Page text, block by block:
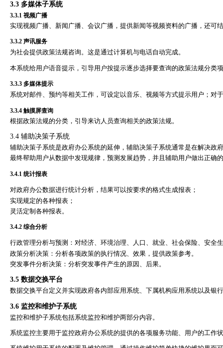
3.3 多媒体子系统
3.3.1 视频广播
实现视频广播、新闻广播、会议广播，提供新闻等视频资料的广播，还可
3.3.2 声讯服务
为社会提供政策法规咨询。这是通过计算机与电话自动完成。
本系统给用户语音提示，引导用户按提示逐步选择要查询的政策法规分类
3.3.3 多媒体提示
系统对邮件、预约等相关工作，可设定以音乐、视频等方式提示用户；对
3.3.4 触摸屏查询
根据政策法规的分类，引导来访人员查询相关的政策法规。
3.4 辅助决策子系统
辅助决策子系统是政府办公系统的延伸，辅助决策子系统通常是在解决政
最终帮助用户从数据中发现规律，预测发展趋势，并且辅助用户做出正确
3.4.1 统计报表
对政府办公数据进行统计分析，结果可以按要求的格式生成报表；
实现规定的各种报表；
灵活定制各种报表。
3.4.2 综合分析
行政管理分析与预测：对经济、环境治理、人口、就业、社会保险、安全
政策分析决策：分析各项政策的执行情况、效果，提供政策参考。
突发事件分析决策：分析突发事件产生的原因、后果。
3.5 数据交换平台
数据交换平台定义并实现政府各内部应用系统、下属机构应用系统以及
3.6 监控和维护子系统
监控和维护子系统包括系统监控和维护两部分内容。
系统监控主要用于监控政府办公系统的提供的各项服务功能、用户的工